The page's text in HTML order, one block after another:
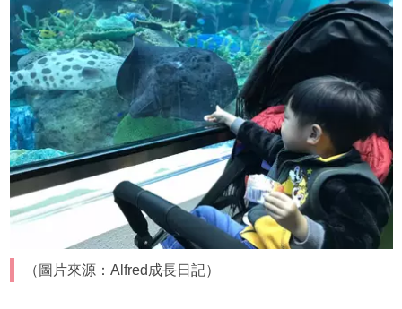
（圖片來源：Alfred成長日記）